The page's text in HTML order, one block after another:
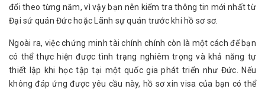
đổi theo từng năm, vì vậy bạn nên kiểm tra thông tin mới nhất từ
​​Đại sứ quán Đức hoặc Lãnh sự quán trước khi hồ sơ sơ.
Ngoài ra, việc chứng minh tài chính chính còn là một cách để bạn
có thể thực hiện được tình trạng nghiêm trọng và khả năng tự
thiết lập khi học tập tại một quốc gia phát triển như Đức. Nếu
không đáp ứng được yêu cầu này, hồ sơ xin visa của bạn có thể